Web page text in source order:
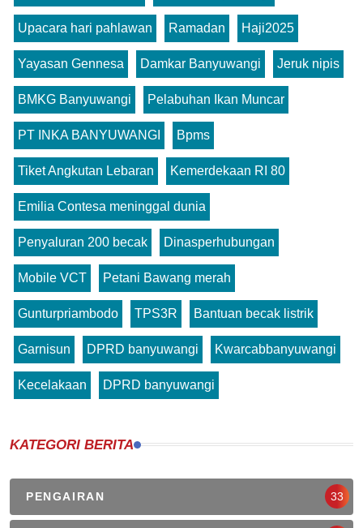
Upacara hari pahlawan Ramadan Haji2025
Yayasan Gennesa Damkar Banyuwangi Jeruk nipis
BMKG Banyuwangi Pelabuhan Ikan Muncar
PT INKA BANYUWANGI Bpms
Tiket Angkutan Lebaran Kemerdekaan RI 80
Emilia Contesa meninggal dunia
Penyaluran 200 becak Dinasperhubungan
Mobile VCT Petani Bawang merah
Gunturpriambodo TPS3R Bantuan becak listrik
Garnisun DPRD banyuwangi Kwarcabbanyuwangi
Kecelakaan DPRD banyuwangi
KATEGORI BERITA
PENGAIRAN 33